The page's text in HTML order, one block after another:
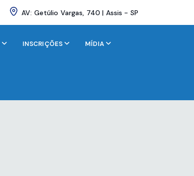
AV: Getúlio Vargas, 740 | Assis - SP
INSCRIÇÕES MÍDIA